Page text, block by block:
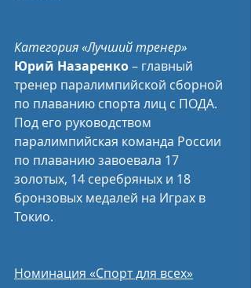
Категория «Лучший тренер»
Юрий Назаренко – главный
тренер паралимпийской сборной
по плаванию спорта лиц с ПОДА.
Под его руководством
паралимпийская команда России
по плаванию завоевала 17
золотых, 14 серебряных и 18
бронзовых медалей на Играх в
Токио.
Номинация «Спорт для всех»